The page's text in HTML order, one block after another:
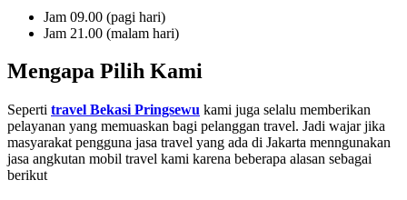
Jam 09.00 (pagi hari)
Jam 21.00 (malam hari)
Mengapa Pilih Kami
Seperti travel Bekasi Pringsewu kami juga selalu memberikan
pelayanan yang memuaskan bagi pelanggan travel. Jadi wajar jika
masyarakat pengguna jasa travel yang ada di Jakarta menngunakan
jasa angkutan mobil travel kami karena beberapa alasan sebagai
berikut